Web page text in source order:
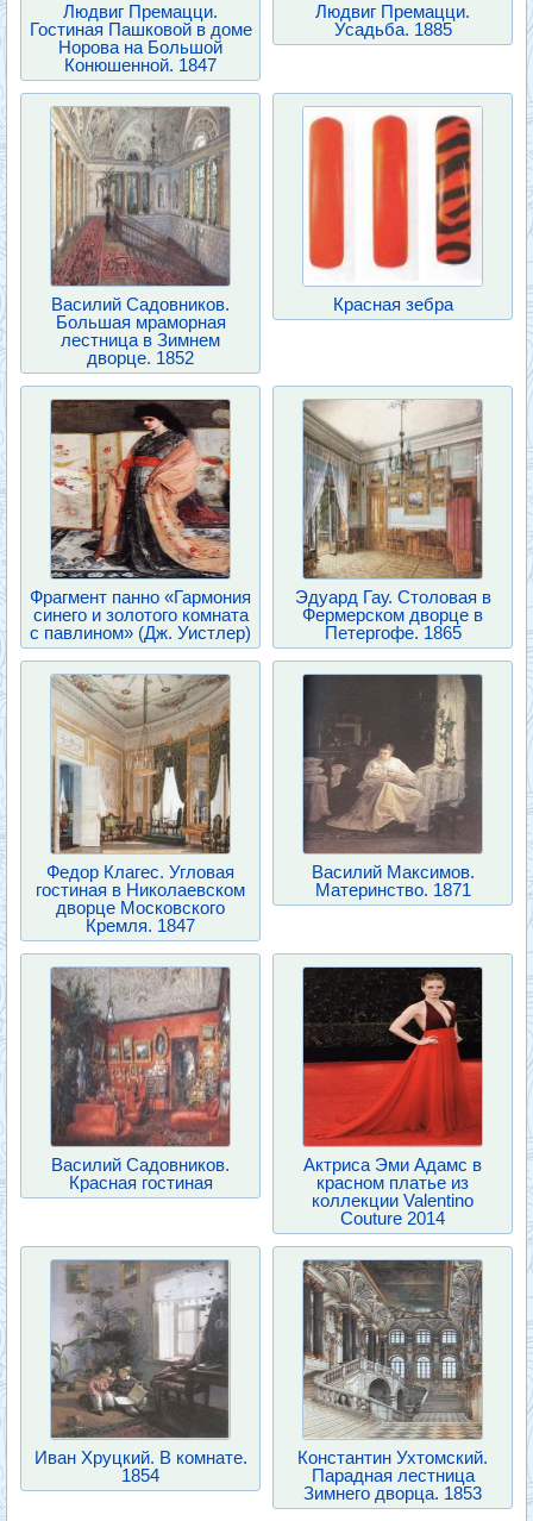
Людвиг Премацци.
Гостиная Пашковой в доме
Норова на Большой
Конюшенной. 1847
Людвиг Премацци.
Усадьба. 1885
Василий Садовников.
Большая мраморная
лестница в Зимнем
дворце. 1852
Красная зебра
Фрагмент панно «Гармония
синего и золотого комната
с павлином» (Дж. Уистлер)
Эдуард Гау. Столовая в
Фермерском дворце в
Петергофе. 1865
Федор Клагес. Угловая
гостиная в Николаевском
дворце Московского
Кремля. 1847
Василий Максимов.
Материнство. 1871
Василий Садовников.
Красная гостиная
Актриса Эми Адамс в
красном платье из
коллекции Valentino
Couture 2014
Иван Хруцкий. В комнате.
1854
Константин Ухтомский.
Парадная лестница
Зимнего дворца. 1853